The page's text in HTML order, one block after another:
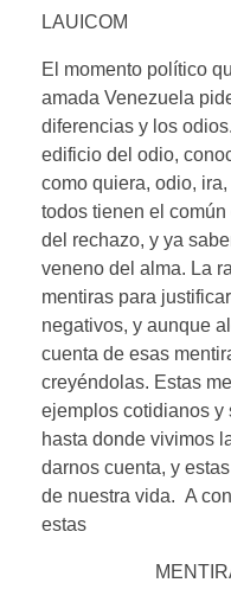
LAUICOM
El momento político
amada Venezuela
diferencias y los
edificio del odio,
como quiera, odio,
todos tienen el
del rechazo, y ya
veneno del alma. La
mentiras para
negativos, y aunque
cuenta de esas
creyéndolas. Estas
ejemplos cotidianos y
hasta donde vivimos
darnos cuenta, y
de nuestra vida. A
estas